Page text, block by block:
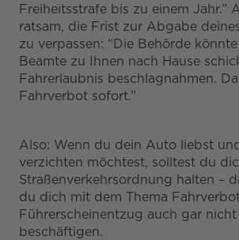
Freiheitsstrafe bis zu einem Jahr.”
ratsam, die Frist zur Abgabe
zu verpassen: “Die Behörde
Beamte zu Ihnen nach Hause
Fahrerlaubnis beschlagnahmen.
Fahrverbot sofort.”
Also: Wenn du dein Auto liebst
verzichten möchtest, solltest du
Straßenverkehrsordnung halten –
du dich mit dem Thema
Führerscheinentzug auch gar
beschäftigen.